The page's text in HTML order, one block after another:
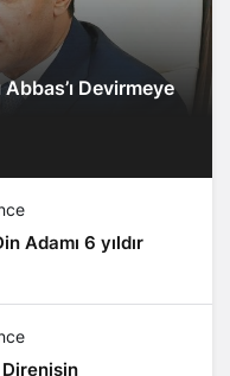
Devirmeye
Adamı 6 yıldır
Direnişin